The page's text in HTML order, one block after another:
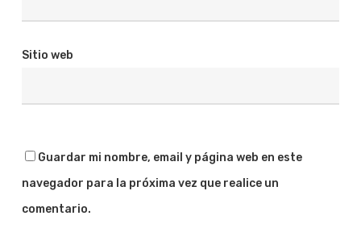
Sitio web
Guardar mi nombre, email y página web en este
navegador para la próxima vez que realice un
comentario.